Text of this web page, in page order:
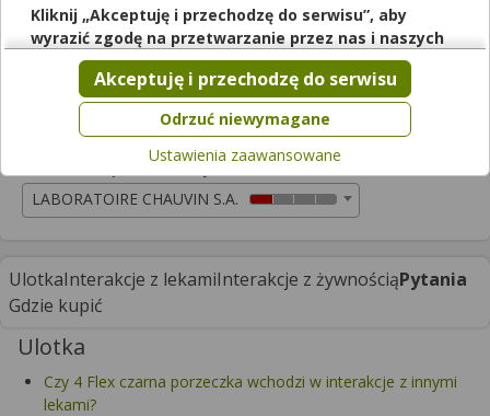
suplement diety
Cena zależna od apteki
Trudno dostępny w aptekach
Podmiot odpowiedzialny
LABORATOIRE CHAUVIN S.A.
UlotkaInterakcje z lekamiInterakcje z żywnościąPytania
Gdzie kupić
Ulotka
Czy 4 Flex czarna porzeczka wchodzi w interakcje z innymi
lekami?
Kliknij „Akceptuję i przechodzę do serwisu”, aby
wyrazić zgodę na przetwarzanie przez nas i naszych
partnerów Twoich danych w powyższych celach.
Pamiętaj, że wyrażenie zgody jest dobrowolne, a wyrażoną
zgodę możesz w każdej chwili cofnąć, możesz też wycofać
zgodę na przetwarzanie Twoich danych tylko w niektórych
celach. Jeżeli chcesz dowiedzieć się więcej lub chcesz
przeprowadzić konfigurację szczegółową, to możesz tego
dokonać za pomocą „Ustawień zaawansowanych”.
Serwisu.
Odrzuć niewymagane
Akceptuję i przechodzę do serwisu
Ustawienia zaawansowane